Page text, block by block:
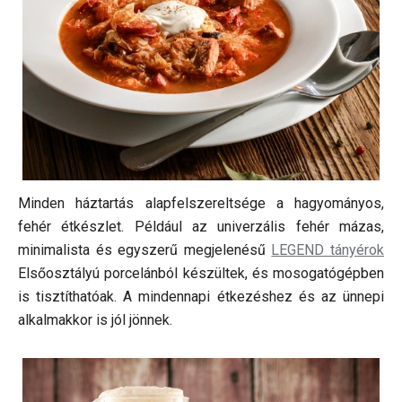
Minden háztartás alapfelszereltsége a hagyományos,
fehér étkészlet. Például az univerzális fehér mázas,
minimalista és egyszerű megjelenésű LEGEND tányérok
Elsőosztályú porcelánból készültek, és mosogatógépben
is tisztíthatóak. A mindennapi étkezéshez és az ünnepi
alkalmakkor is jól jönnek.